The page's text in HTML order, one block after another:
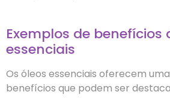
Exemplos de benefícios
essenciais
Os óleos essenciais oferecem
benefícios que podem ser